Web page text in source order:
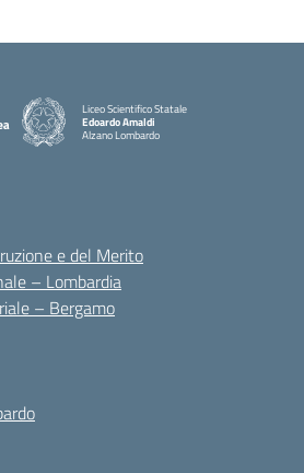
Liceo Scientifico Statale
Edoardo Amaldi
Alzano Lombardo
e del Merito
– Lombardia
– Bergamo